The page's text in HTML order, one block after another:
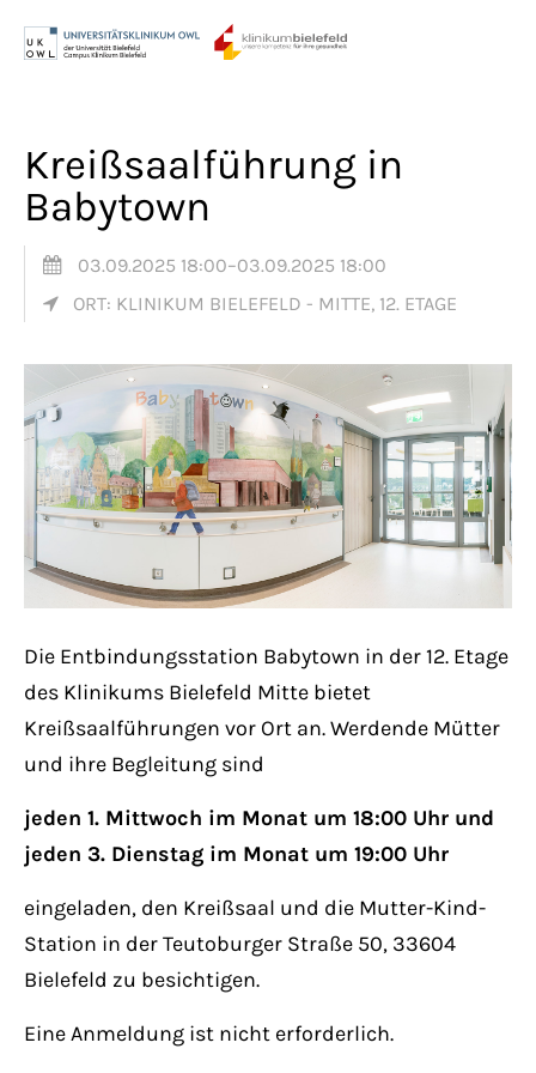
Anmelden
Register| Lost your password?
Support
24h/ 365days
We offer support for our customers
Get in touch
Cybersteel Inc.
376-293 City Road, Suite 600
Kreißsaalführung in
Babytown
03.09.2025 18:00–03.09.2025 18:00
ORT: KLINIKUM BIELEFELD - MITTE, 12. ETAGE
Die Entbindungsstation Babytown in der 12. Etage
des Klinikums Bielefeld Mitte bietet
Kreißsaalführungen vor Ort an. Werdende Mütter
und ihre Begleitung sind
jeden 1. Mittwoch im Monat um 18:00 Uhr und
jeden 3. Dienstag im Monat um 19:00 Uhr
eingeladen, den Kreißsaal und die Mutter-Kind-
Station in der Teutoburger Straße 50, 33604
Bielefeld zu besichtigen.
Eine Anmeldung ist nicht erforderlich.